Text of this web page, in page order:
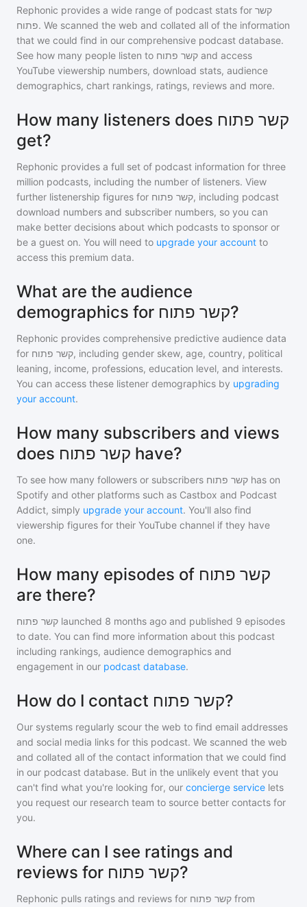
Rephonic provides a wide range of podcast stats for קשר
פתוח. We scanned the web and collated all of the information
that we could find in our comprehensive podcast database.
See how many people listen to קשר פתוח and access
YouTube viewership numbers, download stats, audience
demographics, chart rankings, ratings, reviews and more.
How many listeners does קשר פתוח
get?
Rephonic provides a full set of podcast information for three
million podcasts, including the number of listeners. View
further listenership figures for קשר פתוח, including podcast
download numbers and subscriber numbers, so you can
make better decisions about which podcasts to sponsor or
be a guest on. You will need to upgrade your account to
access this premium data.
What are the audience
demographics for קשר פתוח?
Rephonic provides comprehensive predictive audience data
for קשר פתוח, including gender skew, age, country, political
leaning, income, professions, education level, and interests.
You can access these listener demographics by upgrading
your account.
How many subscribers and views
does קשר פתוח have?
To see how many followers or subscribers קשר פתוח has on
Spotify and other platforms such as Castbox and Podcast
Addict, simply upgrade your account. You'll also find
viewership figures for their YouTube channel if they have
one.
How many episodes of קשר פתוח
are there?
קשר פתוח launched 8 months ago and published 9 episodes
to date. You can find more information about this podcast
including rankings, audience demographics and
engagement in our podcast database.
How do I contact קשר פתוח?
Our systems regularly scour the web to find email addresses
and social media links for this podcast. We scanned the web
and collated all of the contact information that we could find
in our podcast database. But in the unlikely event that you
can't find what you're looking for, our concierge service lets
you request our research team to source better contacts for
you.
Where can I see ratings and
reviews for קשר פתוח?
Rephonic pulls ratings and reviews for קשר פתוח from